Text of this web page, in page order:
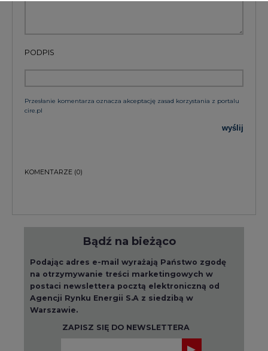
PODPIS
Przesłanie komentarza oznacza akceptację zasad korzystania z portalu
cire.pl
wyślij
KOMENTARZE (0)
Bądź na bieżąco
Podając adres e-mail wyrażają Państwo zgodę
na otrzymywanie treści marketingowych w
postaci newslettera pocztą elektroniczną od
Agencji Rynku Energii S.A z siedzibą w
Warszawie.
ZAPISZ SIĘ DO NEWSLETTERA